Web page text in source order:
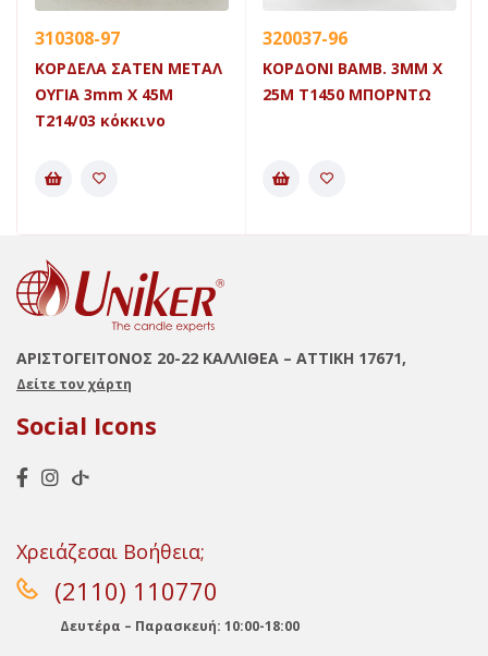
310308-97
ΚΟΡΔΕΛΑ ΣΑΤΕΝ ΜΕΤΑΛ
ΟΥΓΙΑ 3mm X 45Μ
Τ214/03 κόκκινο
320037-96
ΚΟΡΔΟΝΙ ΒΑΜΒ. 3MM X
25M Τ1450 ΜΠΟΡΝΤΩ
ΑΡΙΣΤΟΓΕΙΤΟΝΟΣ 20-22 ΚΑΛΛΙΘΕΑ – ΑΤΤΙΚΗ 17671,
Δείτε τον χάρτη
Social Icons
Χρειάζεσαι Βοήθεια;
(2110) 110770
Δευτέρα – Παρασκευή: 10:00-18:00